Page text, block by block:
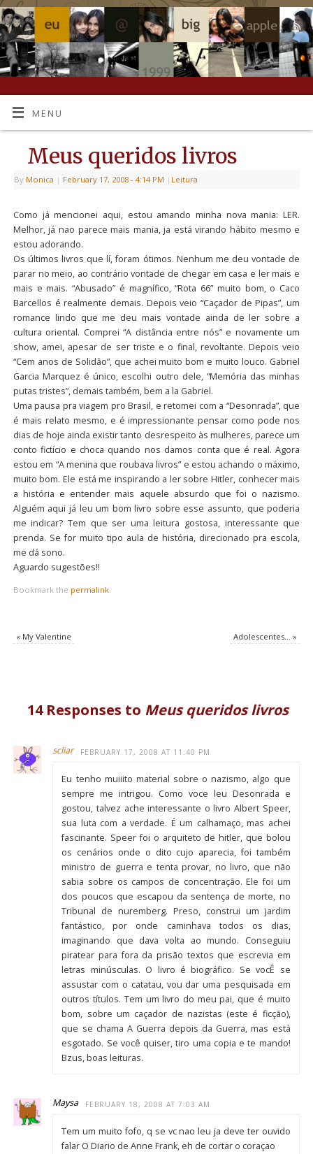
MENU
Meus queridos livros
By Monica | February 17, 2008 - 4:14 PM | Leitura
Como já mencionei aqui, estou amando minha nova mania: LER.
Melhor, já nao parece mais mania, ja está virando hábito mesmo e
estou adorando.
Os últimos livros que lí, foram ótimos. Nenhum me deu vontade de
parar no meio, ao contrário vontade de chegar em casa e ler mais e
mais e mais. “Abusado” é magnífico, “Rota 66” muito bom, o Caco
Barcellos é realmente demais. Depois veio “Caçador de Pipas”, um
romance lindo que me deu mais vontade ainda de ler sobre a
cultura oriental. Comprei “A distância entre nós” e novamente um
show, amei, apesar de ser triste e o final, revoltante. Depois veio
“Cem anos de Solidão”, que achei muito bom e muito louco. Gabriel
Garcia Marquez é único, escolhi outro dele, “Memória das minhas
putas tristes”, demais também, bem a la Gabriel.
Uma pausa pra viagem pro Brasil, e retomei com a “Desonrada”, que
é mais relato mesmo, e é impressionante pensar como pode nos
dias de hoje ainda existir tanto desrespeito às mulheres, parece um
conto fictício e choca quando nos damos conta que é real. Agora
estou em “A menina que roubava livros” e estou achando o máximo,
muito bom. Ele está me inspirando a ler sobre Hitler, conhecer mais
a história e entender mais aquele absurdo que foi o nazismo.
Alguém aqui já leu um bom livro sobre esse assunto, que poderia
me indicar? Tem que ser uma leitura gostosa, interessante que
prenda. Se for muito tipo aula de história, direcionado pra escola,
me dá sono.
Aguardo sugestões!!
Bookmark the permalink.
«My Valentine Adolescentes…»
14 Responses to Meus queridos livros
scliar FEBRUARY 17, 2008 AT 11:40 PM
Eu tenho muiiito material sobre o nazismo, algo que
sempre me intrigou. Como voce leu Desonrada e
gostou, talvez ache interessante o livro Albert Speer,
sua luta com a verdade. É um calhamaço, mas achei
fascinante. Speer foi o arquiteto de hitler, que bolou
os cenários onde o dito cujo aparecia, foi também
ministro de guerra e tenta provar, no livro, que não
sabia sobre os campos de concentração. Ele foi um
dos poucos que escapou da sentença de morte, no
Tribunal de nuremberg. Preso, construi um jardim
fantástico, por onde caminhava todos os dias,
imaginando que dava volta ao mundo. Conseguiu
piratear para fora da prisão textos que escrevia em
letras minúsculas. O livro é biográfico. Se vocÊ se
assustar com o catatau, vou dar uma pesquisada em
outros títulos. Tem um livro do meu pai, que é muito
bom, sobre um caçador de nazistas (este é ficção),
que se chama A Guerra depois da Guerra, mas está
esgotado. Se você quiser, tiro uma copia e te mando!
Bzus, boas leituras.
Maysa FEBRUARY 18, 2008 AT 7:03 AM
Tem um muito fofo, q se vc nao leu ja deve ter ouvido
falar O Diario de Anne Frank, eh de cortar o coraçao